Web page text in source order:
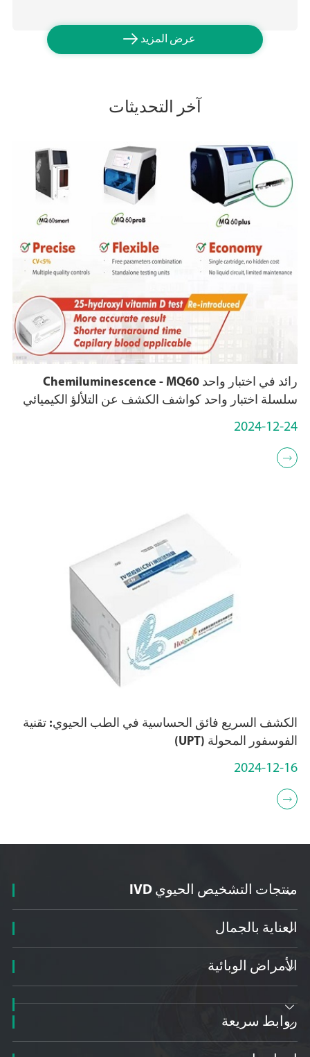
عرض المزيد 
آخر التحديثات
رائد في اختبار واحد Chemiluminescence - MQ60
سلسلة اختبار واحد كواشف الكشف عن التلألؤ الكيميائي
2024-12-24

الكشف السريع فائق الحساسية في الطب الحيوي: تقنية
الفوسفور المحولة (UPT)
2024-12-16

منتجات التشخيص الحيوي IVD

العناية بالجمال

الأمراض الوبائية


روابط سريعة
